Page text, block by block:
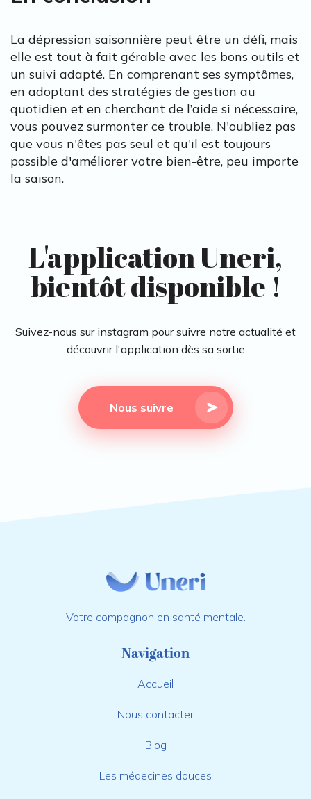
La dépression saisonnière peut être un défi, mais
elle est tout à fait gérable avec les bons outils et
un suivi adapté. En comprenant ses symptômes,
en adoptant des stratégies de gestion au
quotidien et en cherchant de l’aide si nécessaire,
vous pouvez surmonter ce trouble. N'oubliez pas
que vous n'êtes pas seul et qu'il est toujours
possible d'améliorer votre bien-être, peu importe
la saison.
L'application Uneri,
bientôt disponible !
Suivez-nous sur instagram pour suivre notre actualité et
découvrir l'application dès sa sortie
Nous suivre
Votre compagnon en santé mentale.
Navigation
Accueil
Nous contacter
Blog
Les médecines douces